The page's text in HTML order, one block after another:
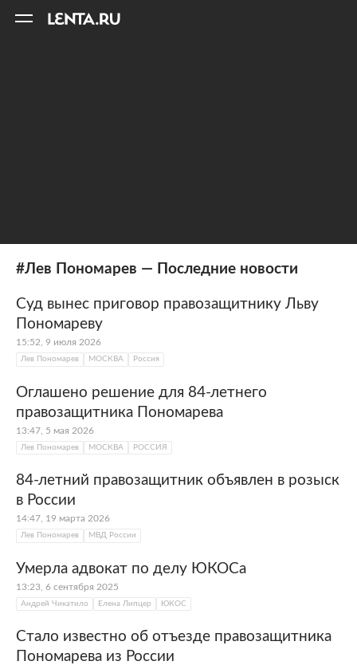
#Лев Пономарев — Последние новости
Суд вынес приговор правозащитнику Льву
Пономареву
15:52, 9 июля 2026
Лев Пономарев МОСКВА Россия
Оглашено решение для 84-летнего
правозащитника Пономарева
13:47, 5 мая 2026
Лев Пономарев МОСКВА РОССИЯ
84-летний правозащитник объявлен в розыск
в России
14:47, 19 марта 2026
Лев Пономарев МВД России
Умерла адвокат по делу ЮКОСа
13:23, 6 сентября 2025
Андрей Чикатило Елена Липцер ЮКОС
Стало известно об отъезде правозащитника
Пономарева из России